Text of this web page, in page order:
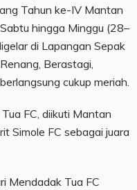
Tahun ke-IV Mantan
hingga Minggu (28–
di Lapangan Sepak
Berastagi,
cukup meriah.
FC, diikuti Mantan
Simole FC sebagai juara
Mendadak Tua FC